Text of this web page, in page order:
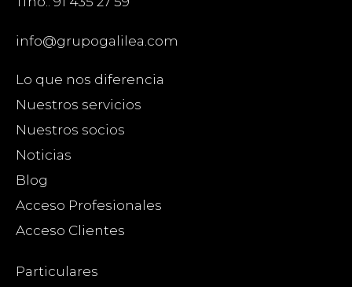
info@grupogalilea.com
Lo que nos diferencia
Nuestros servicios
Nuestros socios
Noticias
Blog
Acceso Profesionales
Acceso Clientes
Particulares